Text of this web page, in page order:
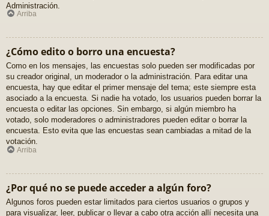
Administración.
Arriba
¿Cómo edito o borro una encuesta?
Como en los mensajes, las encuestas solo pueden ser modificadas por
su creador original, un moderador o la administración. Para editar una
encuesta, hay que editar el primer mensaje del tema; este siempre esta
asociado a la encuesta. Si nadie ha votado, los usuarios pueden borrar la
encuesta o editar las opciones. Sin embargo, si algún miembro ha
votado, solo moderadores o administradores pueden editar o borrar la
encuesta. Esto evita que las encuestas sean cambiadas a mitad de la
votación.
Arriba
¿Por qué no se puede acceder a algún foro?
Algunos foros pueden estar limitados para ciertos usuarios o grupos y
para visualizar, leer, publicar o llevar a cabo otra acción allí necesita una